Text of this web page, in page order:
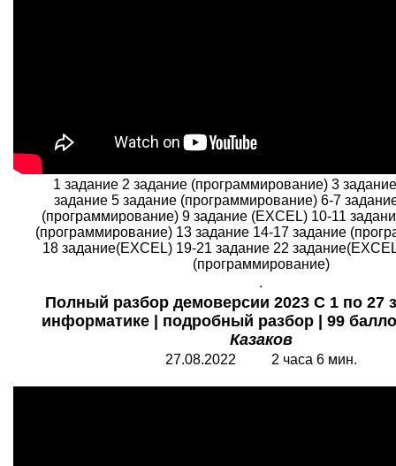
1 задание 2 задание (программирование) 3
задание 5 задание (программирование) 6-7
(программирование) 9 задание (EXCEL) 10-11
(программирование) 13 задание 14-17 задание
18 задание(EXCEL) 19-21 задание 22
(программирование)
.
Полный разбор демоверсии 2023 С 1 по 27
информатике | подробный разбор | 99
Казаков
27.08.2022 2 часа 6мин.